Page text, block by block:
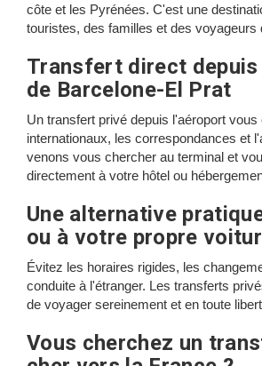
côte et les Pyrénées. C'est une
touristes, des familles et des voyageurs
Transfert direct
de Barcelone-El Prat
Un transfert privé depuis l'aéroport vous
internationaux, les correspondances et
venons vous chercher au terminal et
directement à votre hôtel ou
Une alternative
ou à votre propre
Évitez les horaires rigides, les
conduite à l'étranger. Les transferts
de voyager sereinement et en toute
Vous cherchez un